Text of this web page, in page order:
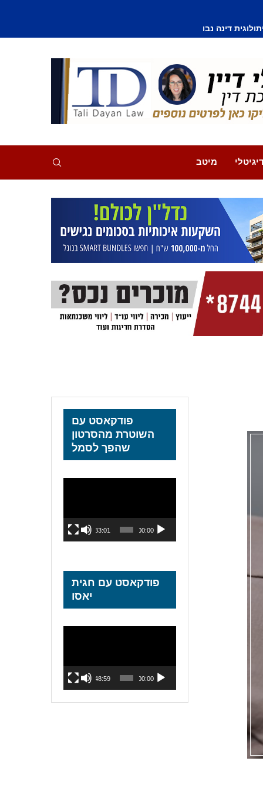
נפצע קל
מיטב
פודקאסט עם
השוטרת מהסרטון
שהפך לסמל
00:00
33:01
פודקאסט עם חגית
יאסו
00:00
48:59